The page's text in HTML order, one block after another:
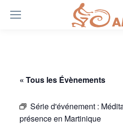
« Tous les Évènements
Série d'événement :
présence en Martinique